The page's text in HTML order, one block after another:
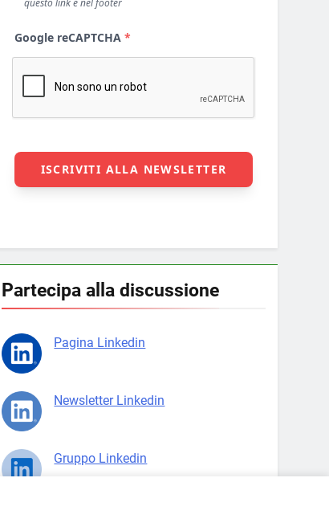
Partecipa alla discussione
Pagina Linkedin
Newsletter Linkedin
Gruppo Linkedin